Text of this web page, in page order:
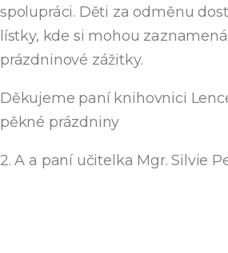
spolupráci. Děti za odměnu
lístky, kde si mohou
prázdninové zážitky.
Děkujeme paní knihovnici
pěkné prázdniny
2. A a paní učitelka Mgr. Silvie